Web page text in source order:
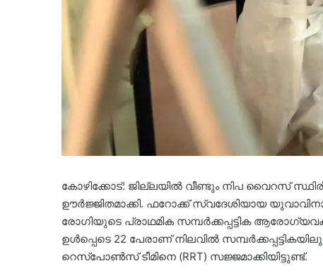
കോഴിക്കോട്: ജില്ലയിൽ വീണ്ടും നിപ വൈറസ്
ഊർജ്ജിതമാക്കി. ഫറോക്ക് സ്വദേശിയായ
രോഗിയുടെ പ്രാഥമിക സമ്പർക്കപ്പട്ടിക
ഉൾപ്പെടെ 22 പേരാണ് നിലവിൽ
റെസ്‌പോൺസ് ടീമിനെ (RRT) സജ്ജമാക്കിയിട്ടുണ്ട്.